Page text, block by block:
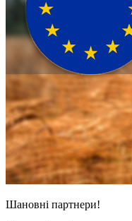
Шановні партнери!